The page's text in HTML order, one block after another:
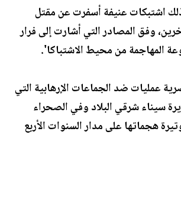
اشتبكات عنيفة أسفرت عن مقتل
وإصابة 2 آخرين، وفق المصادر التي أشارت إلى فرار
المهاجمة من محيط الاشتباكا'.
عمليات ضد الجماعات الإرهابية التي
سيناء شرقي البلاد وفي الصحراء
هجماتها على مدار السنوات الأربع